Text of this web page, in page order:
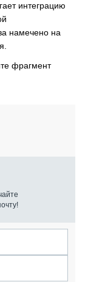
интеграцию
намечено на
фрагмент